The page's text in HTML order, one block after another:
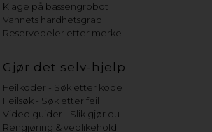
Klage på bassengrobot
Vannets hardhetsgrad
Reservedeler etter merke
Gjør det selv-hjelp
Feilkoder - Søk etter kode
Feilsøk - Søk etter feil
Video guider - Slik gjør du
Rengjøring & vedlikehold